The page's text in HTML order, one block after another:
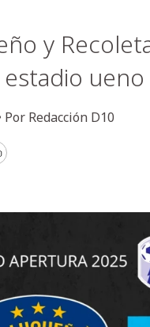
y
ueno
Por Redacción D10